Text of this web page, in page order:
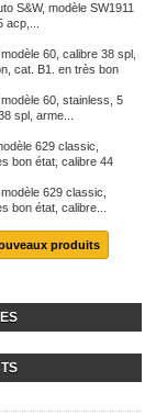
S&W, modèle SW1911
60, calibre 38 spl,
cat. B1. en très bon
60, stainless, 5
spl, arme...
629 classic,
bon état, calibre 44
629 classic,
bon état, calibre...
produits